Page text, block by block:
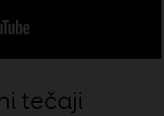
tečaji